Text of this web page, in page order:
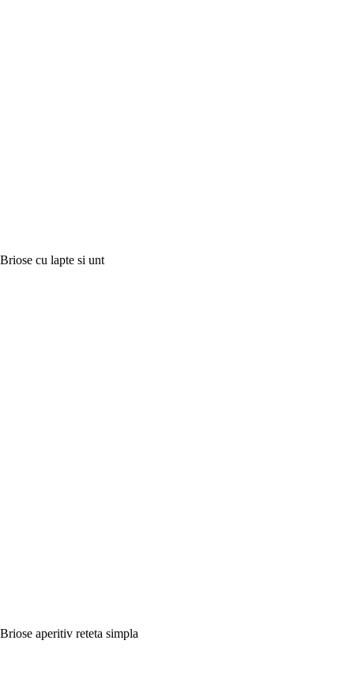
Briose cu lapte si unt
Briose aperitiv reteta simpla